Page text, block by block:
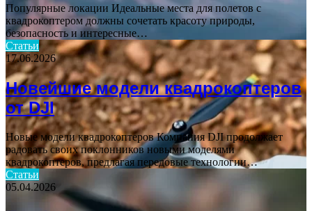
Популярные локации Идеальные места для полетов с
квадрокоптером должны сочетать красоту природы,
безопасность и интересные…
Статьи
17.06.2026
Новейшие модели квадрокоптеров
от DJI
Новые модели квадрокоптеров Компания DJI продолжает
радовать своих поклонников новыми моделями
квадрокоптеров, предлагая передовые технологии…
Статьи
05.04.2026